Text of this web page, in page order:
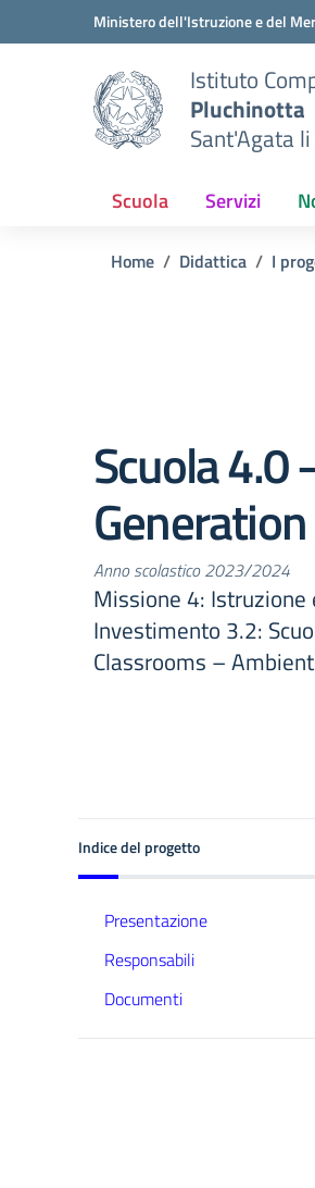
Vai ai contenuti
Vai al menu di navigazioneMinistero dell'Istruzione e del
Istituto
Pluchinotta
Sant'Agata
Scuola Servizi
Home Didattica I
Scuola 4.0
Anno scolastico 2023/2024
Missione 4: Istruzione
Investimento 3.2:
Classrooms –
Indice del progetto
Presentazione
Responsabili
Documenti